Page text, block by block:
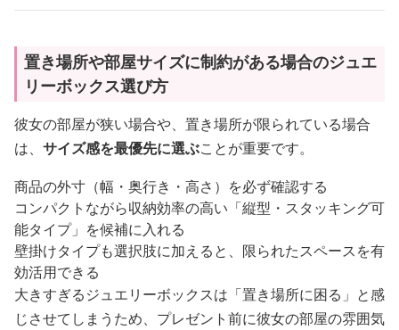
置き場所や部屋サイズに制約がある場合のジュエ
リーボックス選び方
彼女の部屋が狭い場合や、置き場所が限られている場合
は、 サイズ感を最優先に選ぶことが重要です。
商品の外寸（幅・奥行き・高さ）を必ず確認する
コンパクトながら収納効率の高い「縦型・スタッキング可
能タイプ」を候補に入れる
壁掛けタイプも選択肢に加えると、限られたスペースを有
効活用できる
大きすぎるジュエリーボックスは「置き場所に困る」と感
じさせてしまうため、プレゼント前に彼女の部屋の雰囲気